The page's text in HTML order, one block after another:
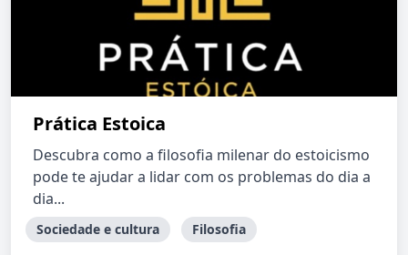
Prática Estoica
Descubra como a filosofia milenar do estoicismo
pode te ajudar a lidar com os problemas do dia a
dia...
Sociedade e cultura Filosofia